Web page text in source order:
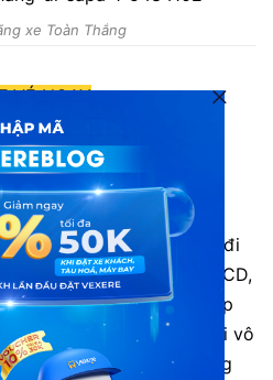
xe Toàn Thắng
VÉ NGAY
từ khách hàng
vụ
đặt xe của Toàn Thắng đi
tuyệt vời, trên xe có LCD,
phí. Dịch vụ tận tình, đáp
sức có thể, nhân viên lại vô
sạch sẽ và chạy rất đúng